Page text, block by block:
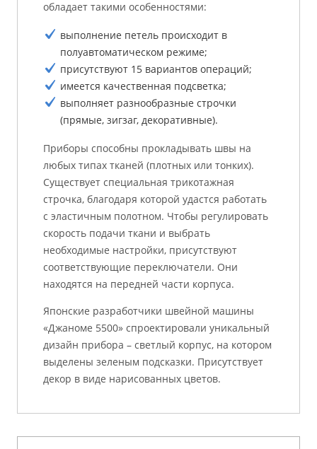
обладает такими особенностями:
выполнение петель происходит в
полуавтоматическом режиме;
присутствуют 15 вариантов операций;
имеется качественная подсветка;
выполняет разнообразные строчки
(прямые, зигзаг, декоративные).
Приборы способны прокладывать швы на
любых типах тканей (плотных или тонких).
Существует специальная трикотажная
строчка, благодаря которой удастся работать
с эластичным полотном. Чтобы регулировать
скорость подачи ткани и выбрать
необходимые настройки, присутствуют
соответствующие переключатели. Они
находятся на передней части корпуса.
Японские разработчики швейной машины
«Джаноме 5500» спроектировали уникальный
дизайн прибора – светлый корпус, на котором
выделены зеленым подсказки. Присутствует
декор в виде нарисованных цветов.